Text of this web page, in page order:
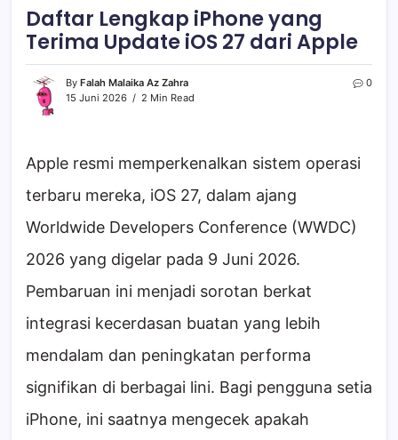
Daftar Lengkap iPhone yang
Terima Update iOS 27 dari Apple
By Falah Malaika Az Zahra
15 Juni 2026
2 Min Read
0
Apple resmi memperkenalkan sistem operasi
terbaru mereka, iOS 27, dalam ajang
Worldwide Developers Conference (WWDC)
2026 yang digelar pada 9 Juni 2026.
Pembaruan ini menjadi sorotan berkat
integrasi kecerdasan buatan yang lebih
mendalam dan peningkatan performa
signifikan di berbagai lini. Bagi pengguna setia
iPhone, ini saatnya mengecek apakah